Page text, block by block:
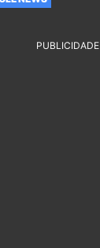
PUBLICIDADE